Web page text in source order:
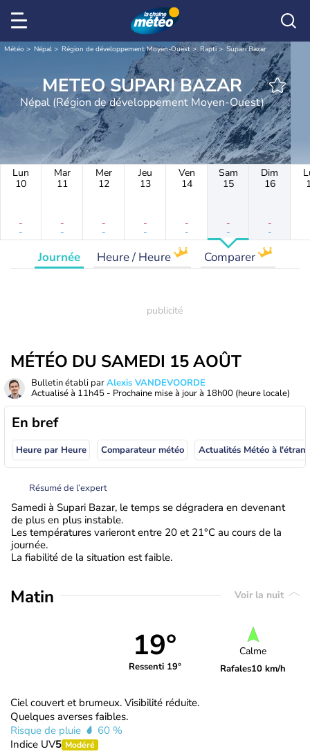
Météo Népal Région de développement Moyen-Ouest Rapti Supari Bazar
METEO SUPARI BAZAR
Népal (Région de développement Moyen-Ouest)
Lun
10
-
-
Mar
11
-
-
Mer
12
-
-
Jeu
13
-
-
Ven
14
-
-
Sam
15
-
-
Dim
16
-
-
Journée Heure / Heure Comparer
MÉTÉO DU SAMEDI 15 AOÛT
Bulletin établi parAlexis VANDEVOORDE
Actualisé à 11h45 - Prochaine mise à jour à 18h00 (heure locale)
En bref
Heure par Heure Comparateur météo
Résumé de l’expert
Samedi à Supari Bazar, le temps se dégradera en devenant
de plus en plus instable.
Les températures varieront entre 20 et 21°C au cours de la
journée.
La fiabilité de la situation est faible.
Matin Voir la nuit
19°
Ressenti 19°
Calme
Rafales10 km/h
Ciel couvert et brumeux. Visibilité réduite.
Quelques averses faibles.
Risque de pluie
60 %
Indice UV5 Modéré